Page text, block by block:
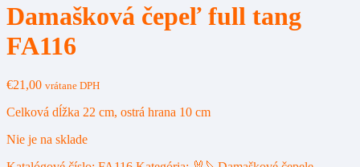
Damašková čepeľ full tang
FA116
€21,00 vrátane DPH
Celková dĺžka 22 cm, ostrá hrana 10 cm
Nie je na sklade